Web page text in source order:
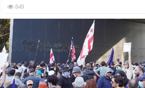
849